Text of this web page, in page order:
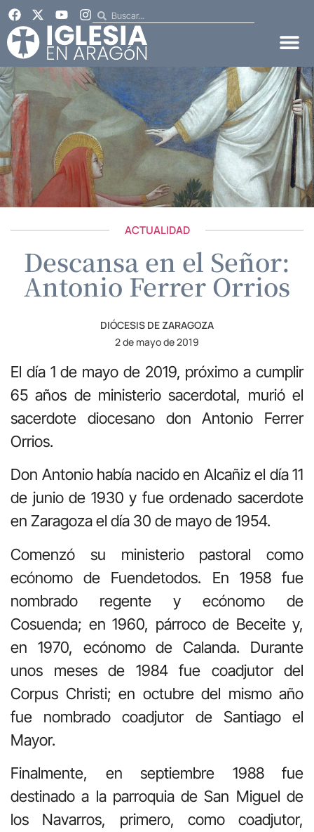
ACTUALIDAD
Descansa en el Señor:
Antonio Ferrer Orrios
DIÓCESIS DE ZARAGOZA
2 de mayo de 2019
El día 1 de mayo de 2019, próximo a cumplir
65 años de ministerio sacerdotal, murió el
sacerdote diocesano don Antonio Ferrer
Orrios.
Don Antonio había nacido en Alcañiz el día 11
de junio de 1930 y fue ordenado sacerdote
en Zaragoza el día 30 de mayo de 1954.
Comenzó su ministerio pastoral como
ecónomo de Fuendetodos. En 1958 fue
nombrado regente y ecónomo de
Cosuenda; en 1960, párroco de Beceite y,
en 1970, ecónomo de Calanda. Durante
unos meses de 1984 fue coadjutor del
Corpus Christi; en octubre del mismo año
fue nombrado coadjutor de Santiago el
Mayor.
Finalmente, en septiembre 1988 fue
destinado a la parroquia de San Miguel de
los Navarros, primero, como coadjutor,